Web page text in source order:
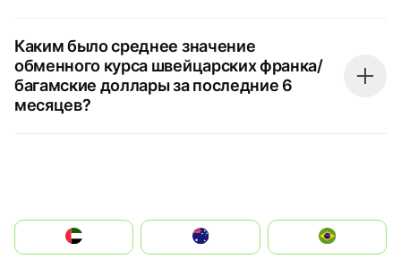
Каким было среднее значение
обменного курса швейцарских франка/
багамские доллары за последние 6
месяцев?
الإمارات العربية المتحدة